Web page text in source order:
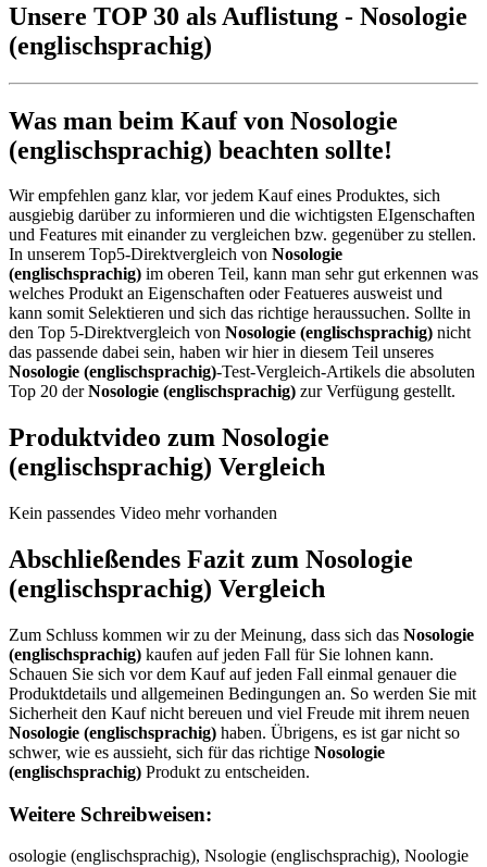
Unsere TOP 30 als Auflistung - Nosologie
(englischsprachig)
Was man beim Kauf von Nosologie
(englischsprachig) beachten sollte!
Wir empfehlen ganz klar, vor jedem Kauf eines Produktes, sich
ausgiebig darüber zu informieren und die wichtigsten EIgenschaften
und Features mit einander zu vergleichen bzw. gegenüber zu stellen.
In unserem Top5-Direktvergleich von Nosologie
(englischsprachig) im oberen Teil, kann man sehr gut erkennen was
welches Produkt an Eigenschaften oder Featueres ausweist und
kann somit Selektieren und sich das richtige heraussuchen. Sollte in
den Top 5-Direktvergleich von Nosologie (englischsprachig) nicht
das passende dabei sein, haben wir hier in diesem Teil unseres
Nosologie (englischsprachig)-Test-Vergleich-Artikels die absoluten
Top 20 derNosologie (englischsprachig) zur Verfügung gestellt.
Produktvideo zum Nosologie
(englischsprachig) Vergleich
Kein passendes Video mehr vorhanden
Abschließendes Fazit zum Nosologie
(englischsprachig) Vergleich
Zum Schluss kommen wir zu der Meinung, dass sich das Nosologie
(englischsprachig) kaufen auf jeden Fall für Sie lohnen kann.
Schauen Sie sich vor dem Kauf auf jeden Fall einmal genauer die
Produktdetails und allgemeinen Bedingungen an. So werden Sie mit
Sicherheit den Kauf nicht bereuen und viel Freude mit ihrem neuen
Nosologie (englischsprachig) haben. Übrigens, es ist gar nicht so
schwer, wie es aussieht, sich für das richtige Nosologie
(englischsprachig) Produkt zu entscheiden.
Weitere Schreibweisen:
osologie (englischsprachig), Nsologie (englischsprachig), Noologie (englischsprachig), Noslogie (englischsprachig), Nosoogie (englischsprachig), Nosolgie (englischsprachig), Nosoloie (englischsprachig), Nosologe (englischsprachig), Nosologi (englischsprachig), Nosologie (englischsprachig), Nosologie (nglischsprachig), Nosologie (eglischsprachig), Nosologie (enlischsprachig), Nosologie (engischsprachig), Nosologie (englschsprachig), Nosologie (englichsprachig), Nosologie (englishsprachig), Nosologie (engliscsprachig), Nosologie (englischprachig), Nosologie (englischsrachig), Nosologie (englischspachig), Nosologie (englischsprchig), Nosologie (englischsprahig), Nosologie (englischspracig), Nosologie (englischsprachg), Nosologie (englischsprachi), NNosologie (englischsprachig), Noosologie (englischsprachig), Nossologie (englischsprachig), Nosoologie (englischsprachig), Nosollogie (englischsprachig), Nosoloogie (englischsprachig), Nosologgie (englischsprachig), Nosologiie (englischsprachig), Nosologiee (englischsprachig), Nosologie (eenglischsprachig), Nosologie (ennglischsprachig), Nosologie (engglischsprachig), Nosologie (engllischsprachig), Nosologie (engliischsprachig), Nosologie (englisschsprachig), Nosologie (engliscchsprachig), Nosologie (englischhsprachig), Nosologie (englischssprachig), Nosologie (englischspprachig), Nosologie (englischsprrachig), Nosologie (englischspraachig), Nosologie (englischspracchig), Nosologie (englischsprachhig), Nosologie (englischsprachiig), Nosologie (englischsprachigg), oNsologie (englischsprachig), Nsoologie (englischsprachig), Nooslogie (englischsprachig), Nosloogie (englischsprachig), Nosoolgie (englischsprachig), Nosolgoie (englischsprachig), Nosoloige (englischsprachig), Nosologei (englischsprachig), Nosologi e(englischsprachig), Nosologie( englischsprachig), Nosologie (neglischsprachig), Nosologie (egnlischsprachig), Nosologie (enlgischsprachig), Nosologie (engilschsprachig), Nosologie (englsichsprachig), Nosologie (englicshsprachig), Nosologie (englishcsprachig), Nosologie (engliscshprachig), Nosologie (englischpsrachig), Nosologie (englischsrpachig), Nosologie (englischsparchig), Nosologie (englischsprcahig), Nosologie (englischsprahcig), Nosologie (englischspracihg), Nosologie (englischsprachgi), Nosologie (englischsprachi)g, Nosologie(englischsprachig), osologie (englischsprachig), Bosologie (englischsprachig), Gosologie (englischsprachig), Hosologie (englischsprachig), Josologie (englischsprachig), Mosologie (englischsprachig), Nisologie (englischsprachig), Nksologie (englischsprachig), Nlsologie (englischsprachig), Npsologie (englischsprachig), N9sologie (englischsprachig), N0sologie (englischsprachig), Noqologie (englischsprachig), Nowologie (englischsprachig), Noeologie (englischsprachig), Nozologie (englischsprachig), Noxologie (englischsprachig), Nocologie (englischsprachig), Nosilogie (englischsprachig), Nosklogie (englischsprachig), Nosllogie (englischsprachig), Nosplogie (englischsprachig), Nos9logie (englischsprachig), Nos0logie (englischsprachig), Nosopogie (englischsprachig), Nosooogie (englischsprachig), Nosoiogie (englischsprachig), Nosokogie (englischsprachig), Nosomogie (englischsprachig), Nosoligie (englischsprachig), Nosolkgie (englischsprachig), Nosollgie (englischsprachig), Nosolpgie (englischsprachig), Nosol9gie (englischsprachig), Nosol0gie (englischsprachig), Nosolorie (englischsprachig), Nosolofie (englischsprachig), Nosolovie (englischsprachig), Nosolotie (englischsprachig), Nosolobie (englischsprachig), Nosoloyie (englischsprachig), Nosolohie (englischsprachig), Nosolonie (englischsprachig), Nosologue (englischsprachig), Nosologje (englischsprachig), Nosologke (englischsprachig), Nosologle (englischsprachig), Nosologoe (englischsprachig), Nosolog8e (englischsprachig), Nosolog9e (englischsprachig), Nosologiw (englischsprachig), Nosologis (englischsprachig), Nosologid (englischsprachig), Nosologif (englischsprachig), Nosologir (englischsprachig), Nosologi3 (englischsprachig), Nosologi4 (englischsprachig), Nosologie (wnglischsprachig), Nosologie (snglischsprachig), Nosologie (dnglischsprachig), Nosologie (fnglischsprachig), Nosologie (rnglischsprachig), Nosologie (3nglischsprachig), Nosologie (4nglischsprachig), Nosologie (e glischsprachig), Nosologie (ebglischsprachig), Nosologie (egglischsprachig), Nosologie (ehglischsprachig), Nosologie (ejglischsprachig), Nosologie (emglischsprachig), Nosologie (enrlischsprachig), Nosologie (enflischsprachig), Nosologie (envlischsprachig), Nosologie (entlischsprachig), Nosologie (enblischsprachig), Nosologie (enylischsprachig), Nosologie (enhlischsprachig), Nosologie (ennlischsprachig), Nosologie (engpischsprachig), Nosologie (engoischsprachig), Nosologie (engiischsprachig), Nosologie (engkischsprachig), Nosologie (engmischsprachig), Nosologie (engluschsprachig), Nosologie (engljschsprachig), Nosologie (englkschsprachig), Nosologie (engllschsprachig), Nosologie (engloschsprachig), Nosologie (engl8schsprachig), Nosologie (engl9schsprachig), Nosologie (engliqchsprachig), Nosologie (engliwchsprachig), Nosologie (engliechsprachig), Nosologie (englizchsprachig), Nosologie (englixchsprachig), Nosologie (englicchsprachig), Nosologie (englis hsprachig), Nosologie (englisxhsprachig), Nosologie (englisshsprachig), Nosologie (englisdhsprachig), Nosologie (englisfhsprachig), Nosologie (englisvhsprachig), Nosologie (engliscbsprachig), Nosologie (engliscgsprachig), Nosologie (englisctsprachig), Nosologie (engliscysprachig), Nosologie (engliscusprachig), Nosologie (engliscjsprachig), Nosologie (engliscmsprachig), Nosologie (engliscnsprachig), Nosologie (englischqprachig), Nosologie (englischwprachig), Nosologie (englischeprachig), Nosologie (englischzprachig), Nosologie (englischxprachig), Nosologie (englischcprachig), Nosologie (englischsorachig), Nosologie (englischslrachig), Nosologie (englischsörachig), Nosologie (englischsürachig), Nosologie (englischs0rachig), Nosologie (englischsßrachig), Nosologie (englischspeachig), Nosologie (englischspdachig), Nosologie (englischspfachig), Nosologie (englischspgachig), Nosologie (englischsptachig), Nosologie (englischsp4achig), Nosologie (englischsp5achig), Nosologie (englischsprqchig), Nosologie (englischsprwchig), Nosologie (englischsprzchig), Nosologie (englischsprxchig), Nosologie (englischspra hig), Nosologie (englischspraxhig), Nosologie (englischsprashig), Nosologie (englischspradhig), Nosologie (englischsprafhig), Nosologie (englischspravhig), Nosologie (englischspracbig), Nosologie (englischspracgig), Nosologie (englischspractig), Nosologie (englischspracyig), Nosologie (englischspracuig), Nosologie (englischspracjig), Nosologie (englischspracmig), Nosologie (englischspracnig), Nosologie (englischsprachug), Nosologie (englischsprachjg), Nosologie (englischsprachkg), Nosologie (englischsprachlg), Nosologie (englischsprachog), Nosologie (englischsprach8g), Nosologie (englischsprach9g), Nosologie (englischsprachir), Nosologie (englischsprachif), Nosologie (englischsprachiv), Nosologie (englischsprachit), Nosologie (englischsprachib), Nosologie (englischsprachiy), Nosologie (englischsprachih), Nosologie (englischsprachin), Nosologie (englischsprachig), N osologie (englischsprachig), BNosologie (englischsprachig), NBosologie (englischsprachig), GNosologie (englischsprachig), NGosologie (englischsprachig), HNosologie (englischsprachig), NHosologie (englischsprachig), JNosologie (englischsprachig), NJosologie (englischsprachig), MNosologie (englischsprachig), NMosologie (englischsprachig), Niosologie (englischsprachig), Noisologie (englischsprachig), Nkosologie (englischsprachig), Noksologie (englischsprachig), Nlosologie (englischsprachig), Nolsologie (englischsprachig), Nposologie (englischsprachig), Nopsologie (englischsprachig), N9osologie (englischsprachig), No9sologie (englischsprachig), N0osologie (englischsprachig), No0sologie (englischsprachig), Noqsologie (englischsprachig), Nosqologie (englischsprachig), Nowsologie (englischsprachig), Noswologie (englischsprachig), Noesologie (englischsprachig), Noseologie (englischsprachig), Nozsologie (englischsprachig), Noszologie (englischsprachig), Noxsologie (englischsprachig), Nosxologie (englischsprachig), Nocsologie (englischsprachig), Noscologie (englischsprachig), Nosiologie (englischsprachig), Nosoilogie (englischsprachig), Noskologie (englischsprachig), Nosoklogie (englischsprachig), Noslologie (englischsprachig), Nospologie (englischsprachig), Nosoplogie (englischsprachig), Nos9ologie (englischsprachig), Noso9logie (englischsprachig), Nos0ologie (englischsprachig), Noso0logie (englischsprachig), Nosolpogie (englischsprachig), Nosoliogie (englischsprachig), Nosolkogie (englischsprachig), Nosomlogie (englischsprachig), Nosolmogie (englischsprachig), Nosoloigie (englischsprachig), Nosolokgie (englischsprachig), Nosololgie (englischsprachig), Nosolopgie (englischsprachig), Nosol9ogie (englischsprachig), Nosolo9gie (englischsprachig), Nosol0ogie (englischsprachig), Nosolo0gie (englischsprachig), Nosolorgie (englischsprachig), Nosologrie (englischsprachig), Nosolofgie (englischsprachig), Nosologfie (englischsprachig), Nosolovgie (englischsprachig), Nosologvie (englischsprachig), Nosolotgie (englischsprachig), Nosologtie (englischsprachig), Nosolobgie (englischsprachig), Nosologbie (englischsprachig), Nosoloygie (englischsprachig), Nosologyie (englischsprachig), Nosolohgie (englischsprachig), Nosologhie (englischsprachig), Nosolongie (englischsprachig), Nosolognie (englischsprachig), Nosologuie (englischsprachig), Nosologiue (englischsprachig), Nosologjie (englischsprachig), Nosologije (englischsprachig), Nosologkie (englischsprachig), Nosologike (englischsprachig), Nosologlie (englischsprachig), Nosologile (englischsprachig), Nosologoie (englischsprachig), Nosologioe (englischsprachig), Nosolog8ie (englischsprachig), Nosologi8e (englischsprachig), Nosolog9ie (englischsprachig), Nosologi9e (englischsprachig), Nosologiw